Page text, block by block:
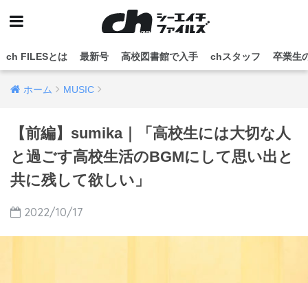
ch FILESとは 最新号 高校図書館で入手 chスタッフ 卒業生
ホーム MUSIC
【前編】sumika｜「高校生には大切な人
と過ごす高校生活のBGMにして思い出と
共に残して欲しい」
2022/10/17